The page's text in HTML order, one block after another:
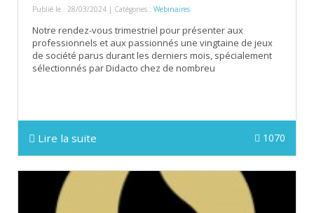
Publié le : 28/03/2024 | Catégories : Webinaires
Notre rendez-vous trimestriel pour présenter aux
professionnels et aux passionnés une vingtaine de jeux
de société parus durant les derniers mois, spécialement
sélectionnés par Didacto chez de nombreu
Lire la suite 1070